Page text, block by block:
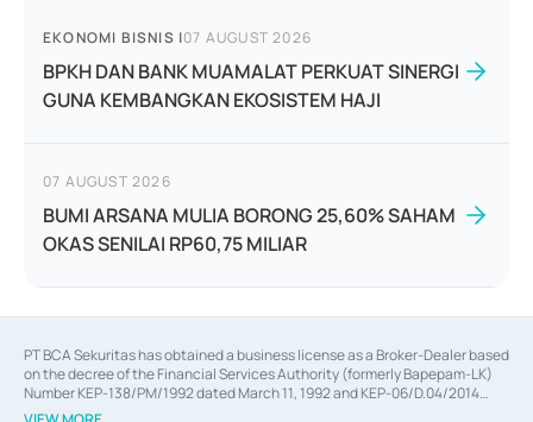
EKONOMI BISNIS |07 AUGUST 2026
BPKH DAN BANK MUAMALAT PERKUAT SINERGI
GUNA KEMBANGKAN EKOSISTEM HAJI
07 AUGUST 2026
BUMI ARSANA MULIA BORONG 25,60% SAHAM
OKAS SENILAI RP60,75 MILIAR
PT BCA Sekuritas has obtained a business license as a Broker-Dealer based
on the decree of the Financial Services Authority (formerly Bapepam-LK)
Number KEP-138/PM/1992 dated March 11, 1992 and KEP-06/D.04/2014
dated February 28, 2014, a business license as an Underwriter based on the